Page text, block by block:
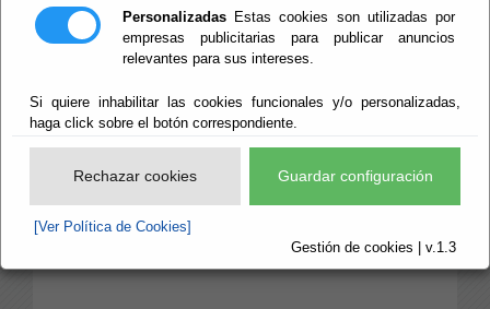
Personalizadas Estas cookies son utilizadas por
empresas publicitarias para publicar anuncios
relevantes para sus intereses.
Si quiere inhabilitar las cookies funcionales y/o personalizadas,
haga click sobre el botón correspondiente.
Rechazar cookies Guardar configuración
[Ver Política de Cookies]
Gestión de cookies | v.1.3
Reclamaciones:
Información del Tramite
-Información y datos:
- Solicitudes de Información Pública
Contestaciones y Resoluciones